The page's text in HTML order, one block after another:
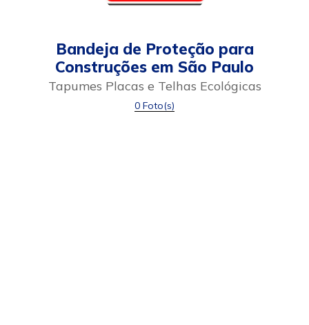
Bandeja de Proteção para
Construções em São Paulo
Tapumes Placas e Telhas Ecológicas
0 Foto(s)